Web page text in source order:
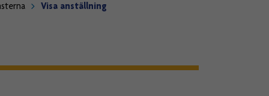
Visa anställning